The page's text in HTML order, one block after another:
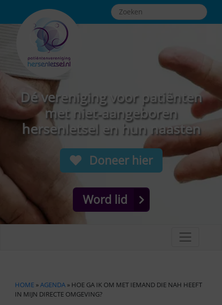
Dé vereniging voor patiënten
met niet-aangeboren
hersenletsel en hun naasten
Doneer hier
Word lid
HOME »AGENDA » HOE GA IK OM MET IEMAND DIE NAH HEEFT
IN MIJN DIRECTE OMGEVING?